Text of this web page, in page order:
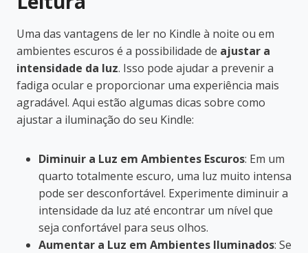
Uma das vantagens de ler no Kindle à noite ou em
ambientes escuros é a possibilidade de ajustar a
intensidade da luz. Isso pode ajudar a prevenir a
fadiga ocular e proporcionar uma experiência mais
agradável. Aqui estão algumas dicas sobre como
ajustar a iluminação do seu Kindle:
Diminuir a Luz em Ambientes Escuros: Em um
quarto totalmente escuro, uma luz muito intensa
pode ser desconfortável. Experimente diminuir a
intensidade da luz até encontrar um nível que
seja confortável para seus olhos.
Aumentar a Luz em Ambientes Iluminados: Se